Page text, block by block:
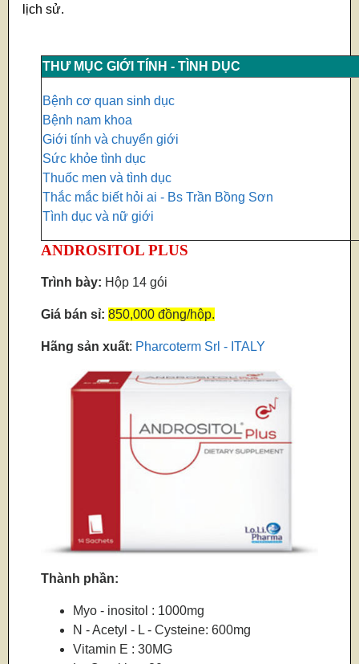
lịch sử.
THƯ MỤC GIỚI TÍNH - TÌNH DỤC
Bệnh cơ quan sinh dục
Bệnh nam khoa
Giới tính và chuyển giới
Sức khỏe tình dục
Thuốc men và tình dục
Thắc mắc biết hỏi ai - Bs Trần Bồng Sơn
Tình dục và nữ giới
ANDROSITOL PLUS
Trình bày: Hộp 14 gói
Giá bán sỉ: 850,000 đồng/hộp.
Hãng sản xuất: Pharcoterm Srl - ITALY
Thành phần:
Myo - inositol : 1000mg
N - Acetyl - L - Cysteine: 600mg
Vitamin E : 30MG